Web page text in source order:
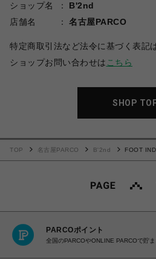
ショップ名
B'2nd
店舗名
名古屋PARCO
特定商取引法など法令に基づく表記
ショップお問い合わせは こちら
SHOP
TOP 名古屋PARCO B'2nd
FOOT
PARCOポイント
全国のPARCOやONLINE PARCOで貯